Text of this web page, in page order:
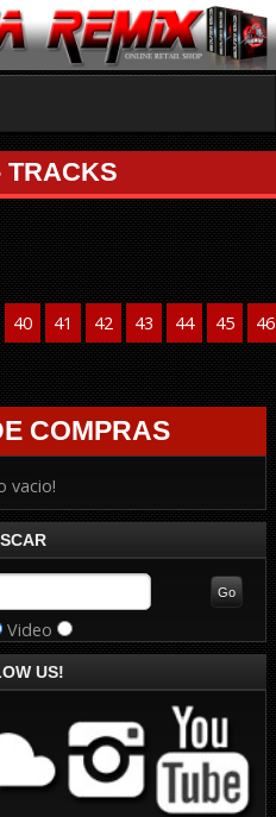
TRACKS
40 41 42 43 44 45 46
COMPRAS
vacio!
Video
US!